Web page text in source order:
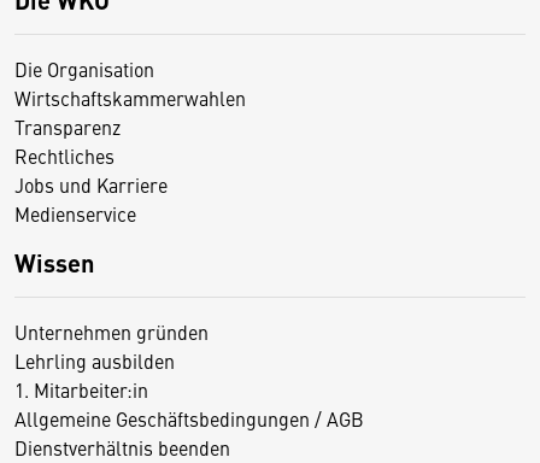
Die Organisation
Wirtschaftskammerwahlen
Transparenz
Rechtliches
Jobs und Karriere
Medienservice
Wissen
Unternehmen gründen
Lehrling ausbilden
1. Mitarbeiter:in
Allgemeine Geschäftsbedingungen / AGB
Dienstverhältnis beenden